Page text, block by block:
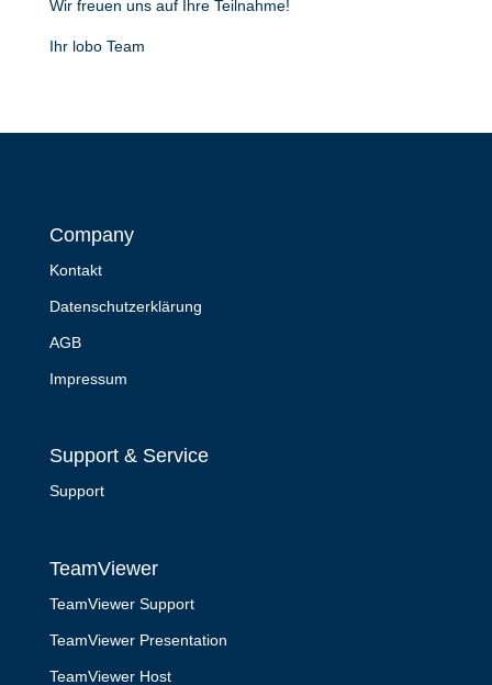
Wir freuen uns auf Ihre Teilnahme!
Ihr lobo Team
Company
Kontakt
Datenschutzerklärung
AGB
Impressum
Support & Service
Support
TeamViewer
TeamViewer Support
TeamViewer Presentation
TeamViewer Host